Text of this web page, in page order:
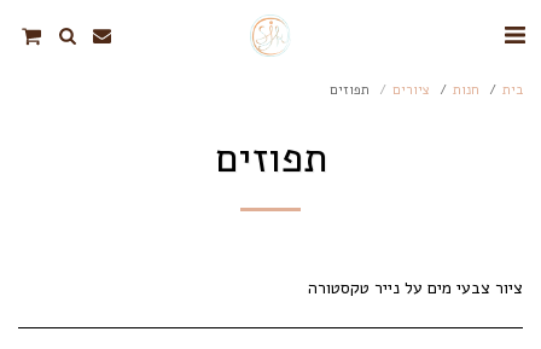
בית חנות ציורים תפוזים
תפוזים
ציור צבעי מים על נייר טקסטורה